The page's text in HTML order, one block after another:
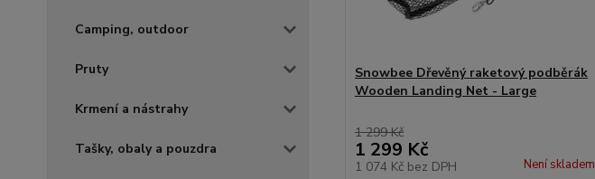
Camping, outdoor
Pruty
Krmení a nástrahy
Tašky, obaly a pouzdra
Snowbee Dřevěný raketový podběrák
Wooden Landing Net - Large
1 299 Kč
1 299 Kč
1 074 Kč bez DPH Není skladem